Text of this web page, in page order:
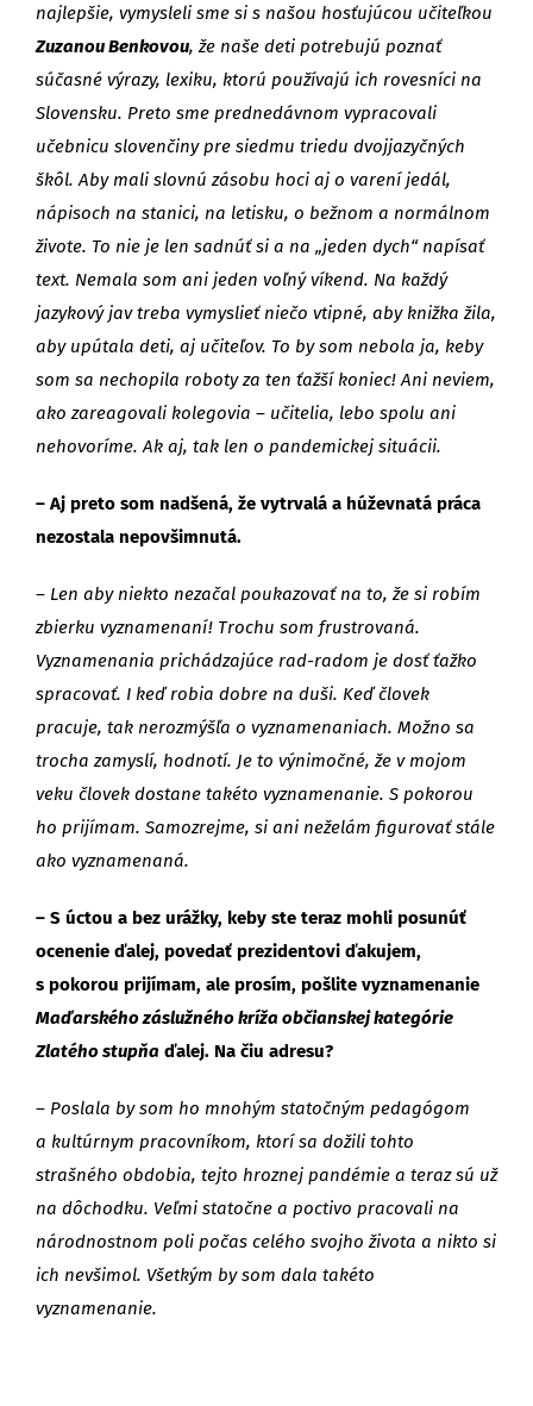
najlepšie, vymysleli sme si s našou hosťujúcou učiteľkou
Zuzanou Benkovou, že naše deti potrebujú poznať
súčasné výrazy, lexiku, ktorú používajú ich rovesníci na
Slovensku. Preto sme prednedávnom vypracovali
učebnicu slovenčiny pre siedmu triedu dvojjazyčných
škôl. Aby mali slovnú zásobu hoci aj o varení jedál,
nápisoch na stanici, na letisku, o bežnom a normálnom
živote. To nie je len sadnúť si a na „jeden dych“ napísať
text. Nemala som ani jeden voľný víkend. Na každý
jazykový jav treba vymyslieť niečo vtipné, aby knižka žila,
aby upútala deti, aj učiteľov. To by som nebola ja, keby
som sa nechopila roboty za ten ťažší koniec! Ani neviem,
ako zareagovali kolegovia – učitelia, lebo spolu ani
nehovoríme. Ak aj, tak len o pandemickej situácii.
– Aj preto som nadšená, že vytrvalá a húževnatá práca
nezostala nepovšimnutá.
– Len aby niekto nezačal poukazovať na to, že si robím
zbierku vyznamenaní! Trochu som frustrovaná.
Vyznamenania prichádzajúce rad-radom je dosť ťažko
spracovať. I keď robia dobre na duši. Keď človek
pracuje, tak nerozmýšľa o vyznamenaniach. Možno sa
trocha zamyslí, hodnotí. Je to výnimočné, že v mojom
veku človek dostane takéto vyznamenanie. S pokorou
ho prijímam. Samozrejme, si ani neželám figurovať stále
ako vyznamenaná.
– S úctou a bez urážky, keby ste teraz mohli posunúť
ocenenie ďalej, povedať prezidentovi ďakujem,
s pokorou prijímam, ale prosím, pošlite vyznamenanie
Maďarského záslužného kríža občianskej kategórie
Zlatého stupňa ďalej. Na čiu adresu?
– Poslala by som ho mnohým statočným pedagógom
a kultúrnym pracovníkom, ktorí sa dožili tohto
strašného obdobia, tejto hroznej pandémie a teraz sú už
na dôchodku. Veľmi statočne a poctivo pracovali na
národnostnom poli počas celého svojho života a nikto si
ich nevšimol. Všetkým by som dala takéto
vyznamenanie.